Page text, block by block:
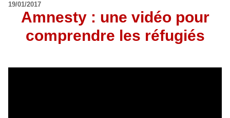
19/01/2017
Amnesty : une vidéo pour
comprendre les réfugiés